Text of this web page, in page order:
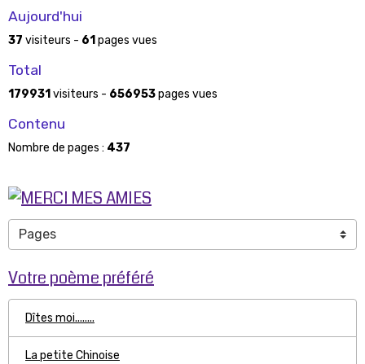
Aujourd'hui
37 visiteurs - 61 pages vues
Total
179931 visiteurs - 656953pages vues
Contenu
Nombre de pages : 437
Votre poème préféré
Dîtes moi........
La petite Chinoise